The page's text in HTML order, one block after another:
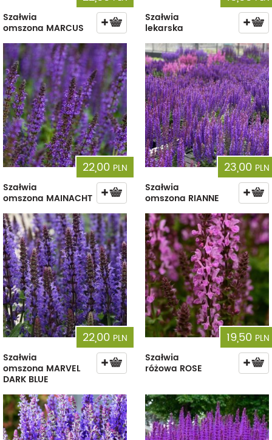
Szałwia
omszona MARCUS
Szałwia
lekarska
22,00 PLN
Szałwia
omszona MAINACHT
23,00 PLN
Szałwia
omszona RIANNE
22,00 PLN
Szałwia
omszona MARVEL
DARK BLUE
19,50 PLN
Szałwia
różowa ROSE